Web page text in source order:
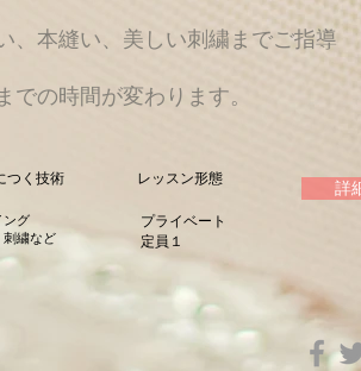
、本縫い、美しい刺繍までご指導
の時間が変わります。
つく技術
ング
刺繍など
レッスン形態
プライベート
​定員１
詳